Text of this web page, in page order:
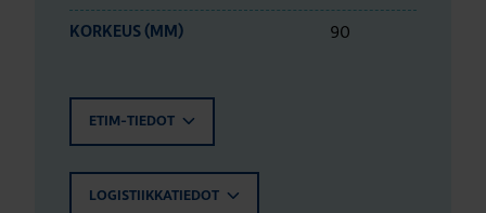
KORKEUS (MM) 90
ETIM-TIEDOT
LOGISTIIKKATIEDOT